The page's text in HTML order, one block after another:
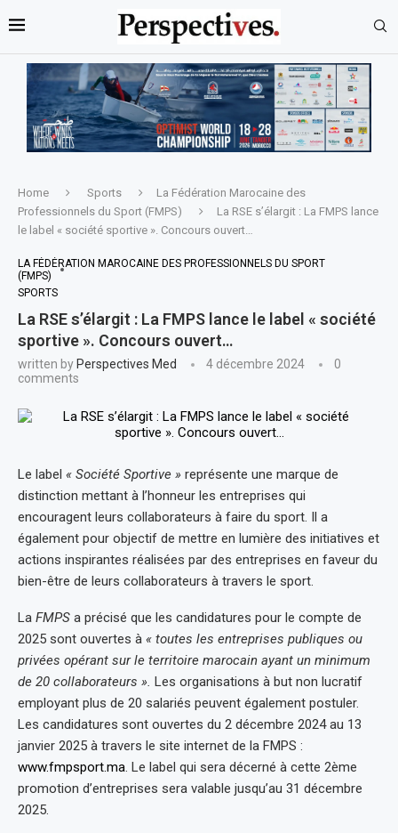
Home Sports
La Fédération Marocaine des
Professionnels du Sport (FMPS)
La RSE s’élargit : La FMPS lance
le label « société sportive ». Concours ouvert…
LA FÉDÉRATION MAROCAINE DES PROFESSIONNELS DU SPORT
(FMPS)
SPORTS
La RSE s’élargit : La FMPS lance le label « société
sportive ». Concours ouvert…
written by Perspectives Med 4 décembre 2024
0
comments
Le label « Société Sportive » représente une marque de
distinction mettant à l’honneur les entreprises qui
encouragent leurs collaborateurs à faire du sport. Il a
également pour objectif de mettre en lumière des initiatives et
actions inspirantes réalisées par des entreprises en faveur du
bien-être de leurs collaborateurs à travers le sport.
La FMPS a précisé que les candidatures pour le compte de
2025 sont ouvertes à « toutes les entreprises publiques ou
privées opérant sur le territoire marocain ayant un minimum
de 20 collaborateurs ». Les organisations à but non lucratif
employant plus de 20 salariés peuvent également postuler.
Les candidatures sont ouvertes du 2 décembre 2024 au 13
janvier 2025 à travers le site internet de la FMPS :
www.fmpsport.ma. Le label qui sera décerné à cette 2ème
promotion d’entreprises sera valable jusqu’au 31 décembre
2025.